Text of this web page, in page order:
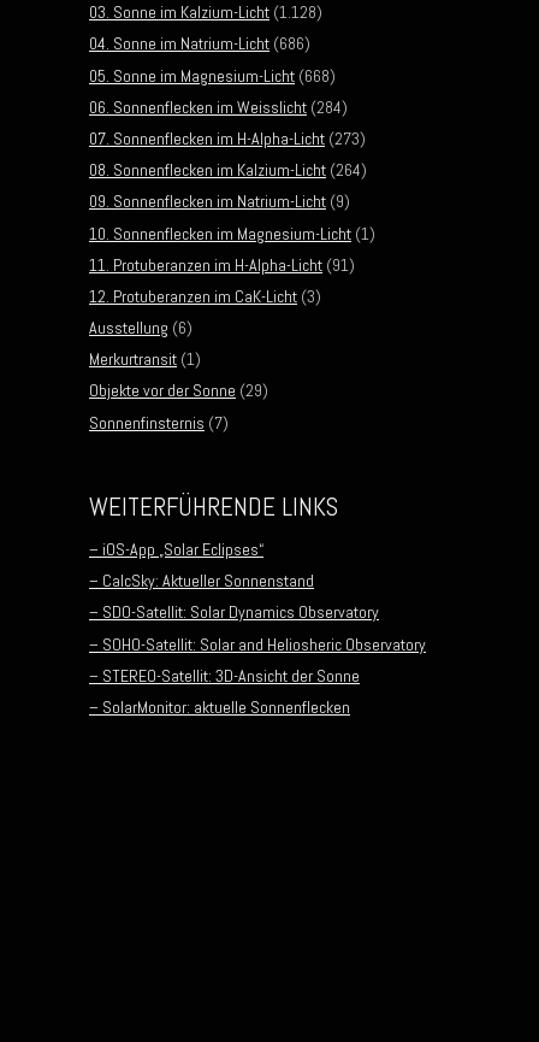
03. Sonne im Kalzium-Licht (1.128)
04. Sonne im Natrium-Licht (686)
05. Sonne im Magnesium-Licht (668)
06. Sonnenflecken im Weisslicht (284)
07. Sonnenflecken im H-Alpha-Licht (273)
08. Sonnenflecken im Kalzium-Licht (264)
09. Sonnenflecken im Natrium-Licht (9)
10. Sonnenflecken im Magnesium-Licht (1)
11. Protuberanzen im H-Alpha-Licht (91)
12. Protuberanzen im CaK-Licht (3)
Ausstellung (6)
Merkurtransit (1)
Objekte vor der Sonne (29)
Sonnenfinsternis (7)
WEITERFÜHRENDE LINKS
– iOS-App „Solar Eclipses“
– CalcSky: Aktueller Sonnenstand
– SDO-Satellit: Solar Dynamics Observatory
– SOHO-Satellit: Solar and Heliosheric Observatory
– STEREO-Satellit: 3D-Ansicht der Sonne
– SolarMonitor: aktuelle Sonnenflecken